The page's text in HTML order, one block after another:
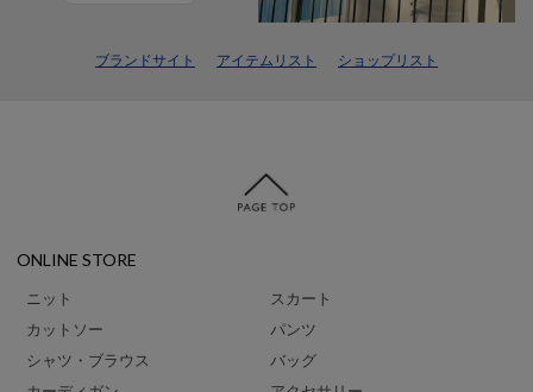
ブランドサイト アイテムリスト ショップリスト
ONLINE STORE
ニット
カットソー
シャツ・ブラウス
スカート
パンツ
バッグ